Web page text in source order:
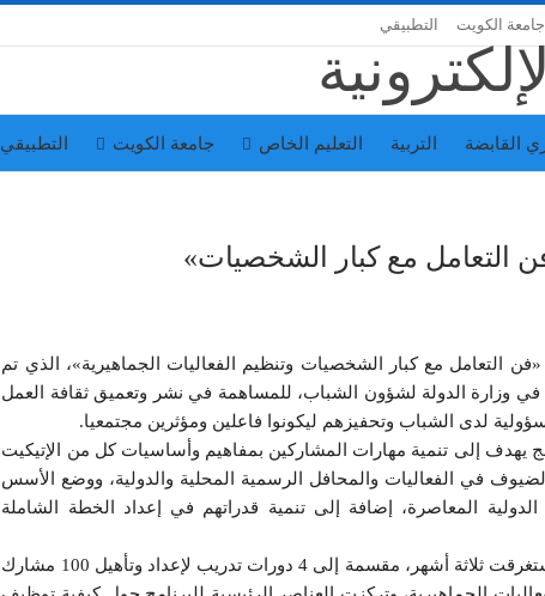
جامعة الكويت التطبيقي
القابضة التربية التعليم الخاص جامعة الكويت التطبيقي
التعامل مع كبار الشخصيات»
«فن التعامل مع كبار الشخصيات وتنظيم الفعاليات الجماهيرية»، الذي تم
في وزارة الدولة لشؤون الشباب، للمساهمة في نشر وتعميق ثقافة العمل
لدى الشباب وتحفيزهم ليكونوا فاعلين ومؤثرين مجتمعيا.
يهدف إلى تنمية مهارات المشاركين بمفاهيم وأساسيات كل من الإتيكيت
في الفعاليات والمحافل الرسمية المحلية والدولية، ووضع الأسس
المعاصرة، إضافة إلى تنمية قدراتهم في إعداد الخطة الشاملة
وأشارت الأكاديمية إلى أن مدة تنفيذ البرنامج استغرقت ثلاثة أشهر، مقسمة إلى 4 دورات تدريب لإعداد وتأهيل 100 مشارك